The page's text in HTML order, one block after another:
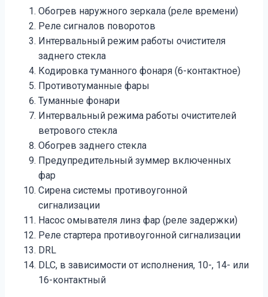
Обогрев наружного зеркала (реле времени)
Реле сигналов поворотов
Интервальный режим работы очистителя
заднего стекла
Кодировка туманного фонаря (6-контактное)
Противотуманные фары
Туманные фонари
Интервальный режима работы очистителей
ветрового стекла
Обогрев заднего стекла
Предупредительный зуммер включенных
фар
Сирена системы противоугонной
сигнализации
Насос омывателя линз фар (реле задержки)
Реле стартера противоугонной сигнализации
DRL
DLC, в зависимости от исполнения, 10-, 14- или
16-контактный